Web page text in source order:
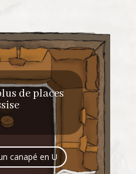
de places
canapé en U